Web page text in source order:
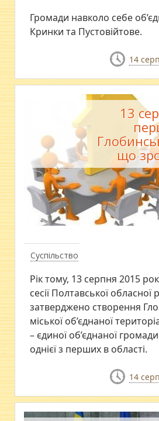
Громади навколо себе
Кринки та Пустовійтове.
14
Суспільство
13
що
Рік тому, 13 серпня 2015
сесії Полтавської обласної
затверджено створення
міської об’єднаної
– єдиної об’єднаної
однієї з перших в області.
14